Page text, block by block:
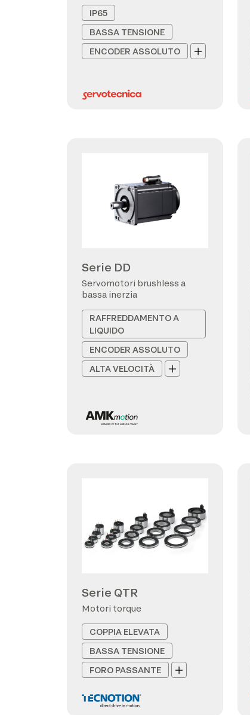
IP65
BASSA TENSIONE
ENCODER ASSOLUTO
Serie DD
Servomotori brushless a
bassa inerzia
RAFFREDDAMENTO A
LIQUIDO
ENCODER ASSOLUTO
ALTA VELOCITÀ
Serie QTR
Motori torque
COPPIA ELEVATA
BASSA TENSIONE
FORO PASSANTE